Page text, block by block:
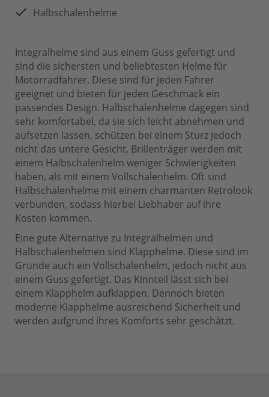
Halbschalenhelme
Integralhelme sind aus einem Guss gefertigt und
sind die sichersten und beliebtesten Helme für
Motorradfahrer. Diese sind für jeden Fahrer
geeignet und bieten für jeden Geschmack ein
passendes Design. Halbschalenhelme dagegen sind
sehr komfortabel, da sie sich leicht abnehmen und
aufsetzen lassen, schützen bei einem Sturz jedoch
nicht das untere Gesicht. Brillenträger werden mit
einem Halbschalenhelm weniger Schwierigkeiten
haben, als mit einem Vollschalenhelm. Oft sind
Halbschalenhelme mit einem charmanten Retrolook
verbunden, sodass hierbei Liebhaber auf ihre
Kosten kommen.
Eine gute Alternative zu Integralhelmen und
Halbschalenhelmen sind Klapphelme. Diese sind im
Grunde auch ein Vollschalenhelm, jedoch nicht aus
einem Guss gefertigt. Das Kinnteil lässt sich bei
einem Klapphelm aufklappen. Dennoch bieten
moderne Klapphelme ausreichend Sicherheit und
werden aufgrund ihres Komforts sehr geschätzt.